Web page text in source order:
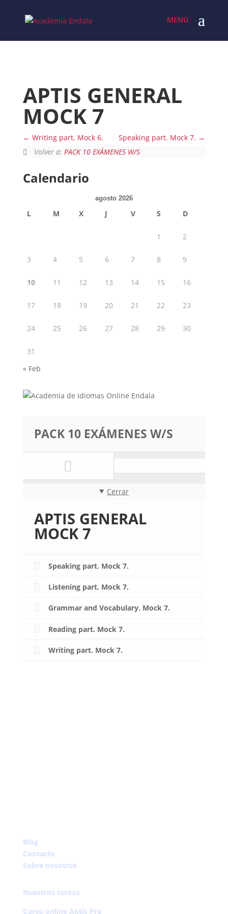
content
APTIS GENERAL
MOCK 7
Writing part. Mock 6.
Speaking part. Mock 7.
Volver a:PACK 10 EXÁMENES W/S
Calendario
agosto 2026
L M X J V S D
1 2
3 4 5 6 7 8 9
10 11 12 13 14 15 16
17 18 19 20 21 22 23
24 25 26 27 28 29 30
31
« Feb
PACK 10 EXÁMENES W/S
Cerrar
APTIS GENERAL
MOCK 7
Speaking part. Mock 7.
Listening part. Mock 7.
Grammar and Vocabulary. Mock 7.
Reading part. Mock 7.
Writing part. Mock 7.
Blog
Contacto
Sobre nosotros
Nuestros cursos
Curso online Aptis Pro